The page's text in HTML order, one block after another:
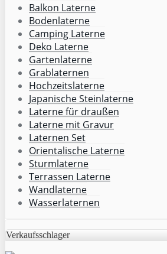
Balkon Laterne
Bodenlaterne
Camping Laterne
Deko Laterne
Gartenlaterne
Grablaternen
Hochzeitslaterne
Japanische Steinlaterne
Laterne für draußen
Laterne mit Gravur
Laternen Set
Orientalische Laterne
Sturmlaterne
Terrassen Laterne
Wandlaterne
Wasserlaternen
Verkaufsschlager